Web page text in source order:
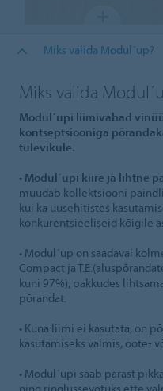
Miks valida Modul´up?
Miks valida
Modul´upi liimivabad
kontseptsiooniga
tulevikule.
• Modul´upi kiire ja lihtne
muudab kollektsiooni
kui ka uusehitistes
konkurentsieeliseid kõigile
• Modul´up on saadaval
Compact ja
kuni 97%), pakkudes
põrandat.
• Kuna liimi ei kasutata, on
kasutamiseks valmis, oote-
• Modul´upi saab pärast